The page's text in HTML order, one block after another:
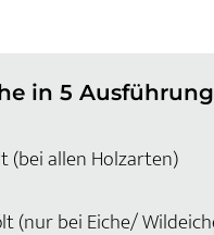
in 5
(bei allen Holzarten)
(nur bei Eiche/